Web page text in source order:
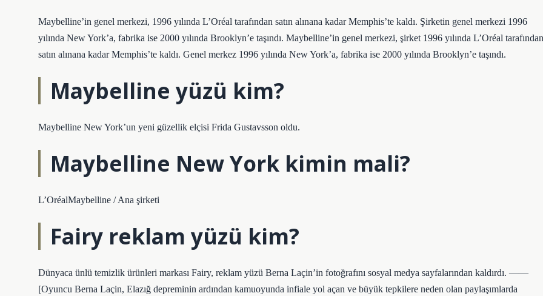
Maybelline’in genel merkezi, 1996 yılında L’Oréal tarafından satın alınana kadar Memphis’te kaldı. Şirketin genel merkezi 1996
yılında New York’a, fabrika ise 2000 yılında Brooklyn’e taşındı. Maybelline’in genel merkezi, şirket 1996 yılında L’Oréal tarafından
satın alınana kadar Memphis’te kaldı. Genel merkez 1996 yılında New York’a, fabrika ise 2000 yılında Brooklyn’e taşındı.
Maybelline yüzü kim?
Maybelline New York’un yeni güzellik elçisi Frida Gustavsson oldu.
Maybelline New York kimin mali?
L’OréalMaybelline / Ana şirketi
Fairy reklam yüzü kim?
Dünyaca ünlü temizlik ürünleri markası Fairy, reklam yüzü Berna Laçin’in fotoğrafını sosyal medya sayfalarından kaldırdı. ——
[Oyuncu Berna Laçin, Elazığ depreminin ardından kamuoyunda infiale yol açan ve büyük tepkilere neden olan paylaşımlarda